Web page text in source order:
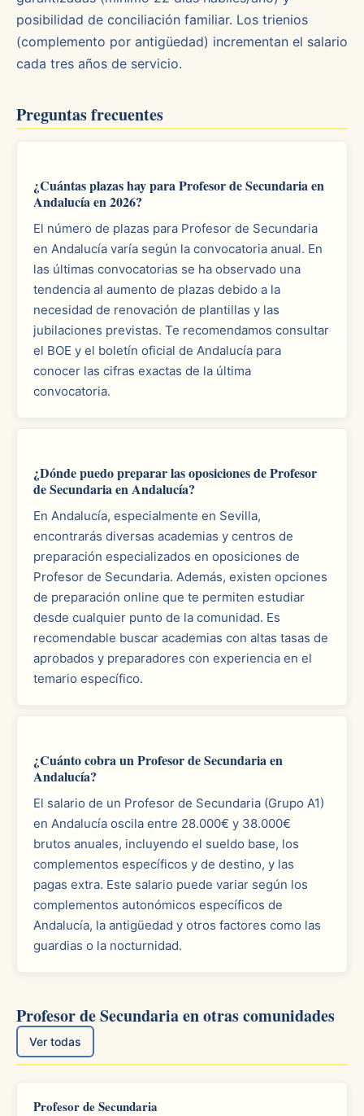
posibilidad de conciliación familiar. Los trienios
(complemento por antigüedad) incrementan el salario
cada tres años de servicio.
Preguntas frecuentes
¿Cuántas plazas hay para Profesor de Secundaria en
Andalucía en 2026?
El número de plazas para Profesor de Secundaria
en Andalucía varía según la convocatoria anual. En
las últimas convocatorias se ha observado una
tendencia al aumento de plazas debido a la
necesidad de renovación de plantillas y las
jubilaciones previstas. Te recomendamos consultar
el BOE y el boletín oficial de Andalucía para
conocer las cifras exactas de la última
convocatoria.
¿Dónde puedo preparar las oposiciones de Profesor
de Secundaria en Andalucía?
En Andalucía, especialmente en Sevilla,
encontrarás diversas academias y centros de
preparación especializados en oposiciones de
Profesor de Secundaria. Además, existen opciones
de preparación online que te permiten estudiar
desde cualquier punto de la comunidad. Es
recomendable buscar academias con altas tasas de
aprobados y preparadores con experiencia en el
temario específico.
¿Cuánto cobra un Profesor de Secundaria en
Andalucía?
El salario de un Profesor de Secundaria (Grupo A1)
en Andalucía oscila entre 28.000€ y 38.000€
brutos anuales, incluyendo el sueldo base, los
complementos específicos y de destino, y las
pagas extra. Este salario puede variar según los
complementos autonómicos específicos de
Andalucía, la antigüedad y otros factores como las
guardias o la nocturnidad.
Profesor de Secundaria en otras comunidades
Ver todas
Profesor de Secundaria